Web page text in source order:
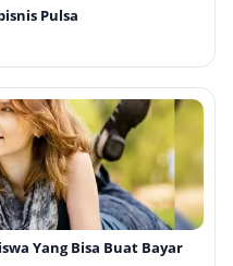
Pulsa
Yang Bisa Buat Bayar